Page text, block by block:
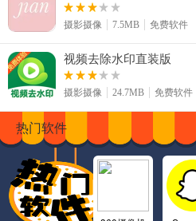
摄影摄像 7.5MB 免费软件
视频去除水印直装版
摄影摄像 24.7MB 免费软件
热门软件